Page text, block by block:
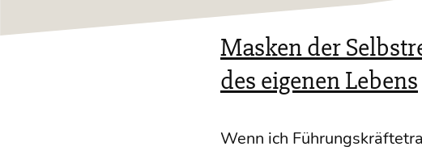
Masken der
des eigenen Lebens
Wenn ich